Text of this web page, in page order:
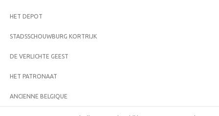
HET DEPOT
STADSSCHOUWBURG KORTRIJK
DE VERLICHTE GEEST
HET PATRONAAT
ANCIENNE BELGIQUE